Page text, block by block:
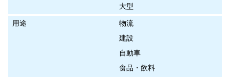
大型
用途
物流
建設
自動車
食品・飲料